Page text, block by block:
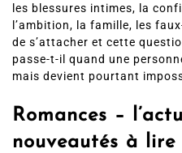
les blessures intimes, la
l’ambition, la famille, les
de s’attacher et cette
passe-t-il quand une
mais devient pourtant
Romances –
nouveautés à